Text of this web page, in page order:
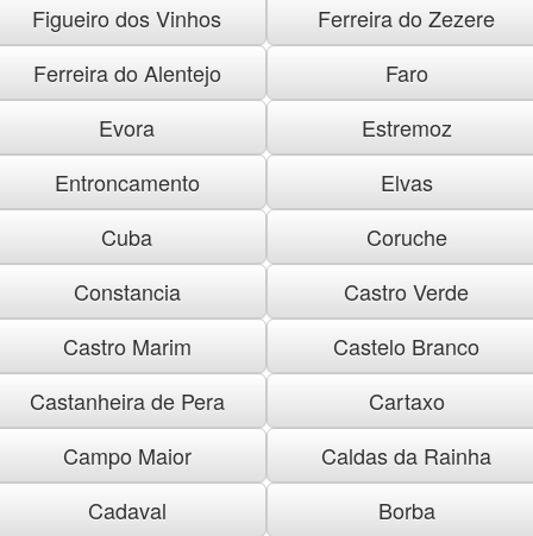
Figueiro dos Vinhos
Ferreira do Zezere
Ferreira do Alentejo
Faro
Evora
Estremoz
Entroncamento
Elvas
Cuba
Coruche
Constancia
Castro Verde
Castro Marim
Castelo Branco
Castanheira de Pera
Cartaxo
Campo Maior
Caldas da Rainha
Cadaval
Borba